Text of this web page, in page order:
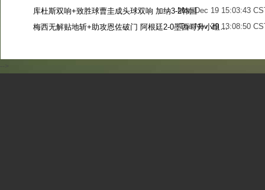
Mon Dec 19 15:03:43
库杜斯双响+致胜球曹圭成头球双响 加纳3-2韩国
Tue Nov 29 13:08:50
梅西无解贴地斩+助攻恩佐破门 阿根廷2-0墨西哥升小组第二